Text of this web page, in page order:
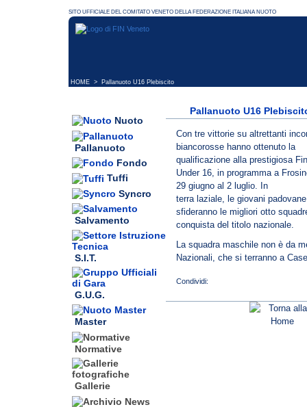
HOME > Pallanuoto U16 Plebiscito
Nuoto
Pallanuoto
Fondo
Tuffi
Syncro
Salvamento
S.I.T.
G.U.G.
Master
Normative
Gallerie
Pallanuoto U16
Con tre vittorie su altrettanti
biancorosse hanno ottenuto la
qualificazione alla prestigiosa
Under 16, in programma a
29 giugno al 2 luglio. In
terra laziale, le giovani padovane
sfideranno le migliori otto
conquista del titolo nazionale.
La squadra maschile non è da
Nazionali, che si terranno a